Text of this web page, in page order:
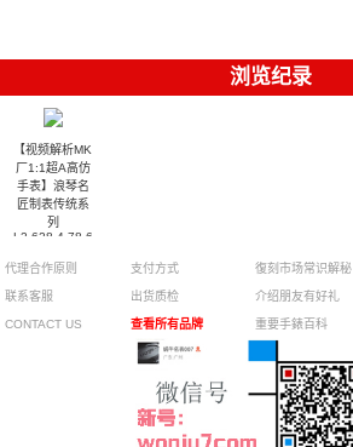
浏览纪录
【视频解析MK
厂1:1超A高仿
手表】浪琴名
匠制表传统系
列
L2.628.4.78.6
代理合作原则
联系客服
CONTACT US
支付方式
出货质检
查看所有品牌
復刻市场常识解秘
介绍朋友有好礼
重要手錶百科